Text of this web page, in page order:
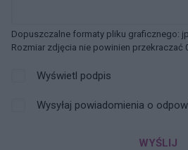
Dopuszczalne formaty pliku graficznego:
Rozmiar zdjęcia nie powinien przekraczać
Wyświetl podpis
Wysyłaj powiadomienia o
WYŚLIJ